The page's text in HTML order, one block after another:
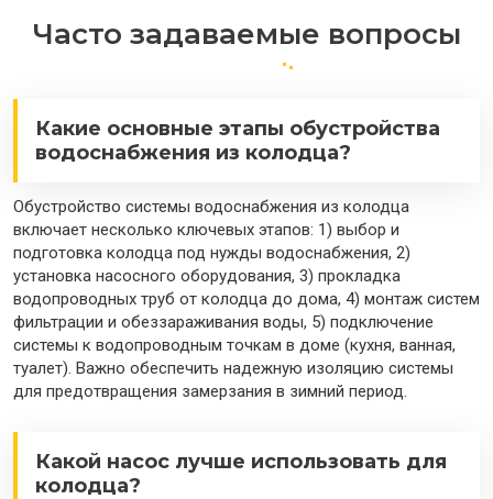
Часто задаваемые вопросы
Какие основные этапы обустройства
водоснабжения из колодца?
Обустройство системы водоснабжения из колодца
включает несколько ключевых этапов: 1) выбор и
подготовка колодца под нужды водоснабжения, 2)
установка насосного оборудования, 3) прокладка
водопроводных труб от колодца до дома, 4) монтаж систем
фильтрации и обеззараживания воды, 5) подключение
системы к водопроводным точкам в доме (кухня, ванная,
туалет). Важно обеспечить надежную изоляцию системы
для предотвращения замерзания в зимний период.
Какой насос лучше использовать для
колодца?